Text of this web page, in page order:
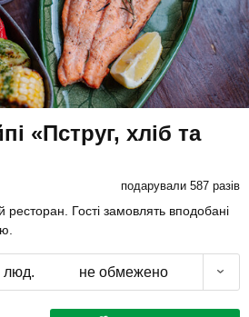
«Пструг, хліб та
подарували 587 разів
ресторан. Гості замовлять вподобані
люд. не обмежено